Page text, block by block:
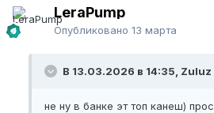
LeraPump
Опубликовано 13 марта
В 13.03.2026 в 14:35, Zuluz
не ну в банке эт топ канеш)